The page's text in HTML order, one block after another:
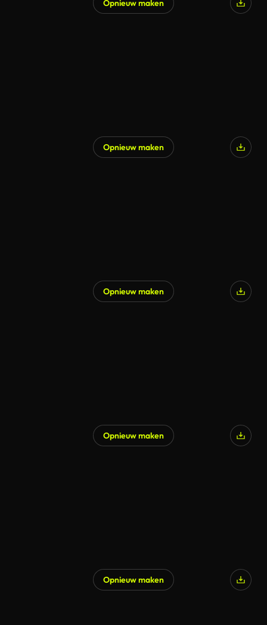
Opnieuw maken
Opnieuw maken
Opnieuw maken
Opnieuw maken
Opnieuw maken